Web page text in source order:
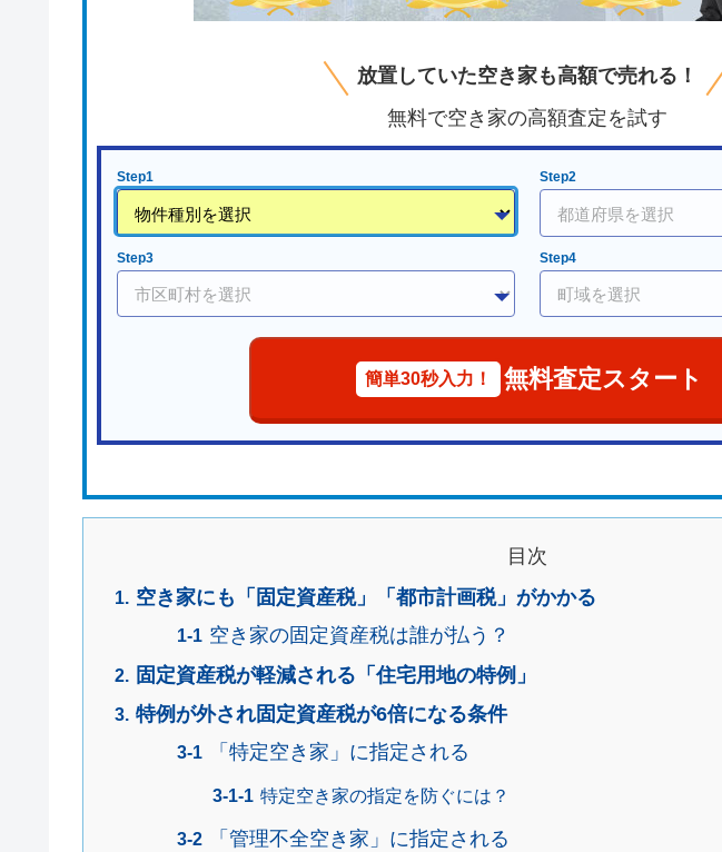
放置していた空き家も高額で売れる！
無料で空き家の高額査定を試す
Step1 Step2
Step3 Step4
簡単30秒入力！ 無料査定スタート
目次
空き家にも「固定資産税」「都市計画税」がかかる
空き家の固定資産税は誰が払う？
固定資産税が軽減される「住宅用地の特例」
特例が外され固定資産税が6倍になる条件
「特定空き家」に指定される
特定空き家の指定を防ぐには？
「管理不全空き家」に指定される